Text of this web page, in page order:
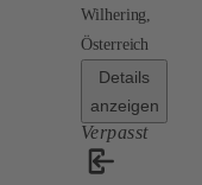
Wilhering,
Österreich
Details
anzeigen
Verpasst